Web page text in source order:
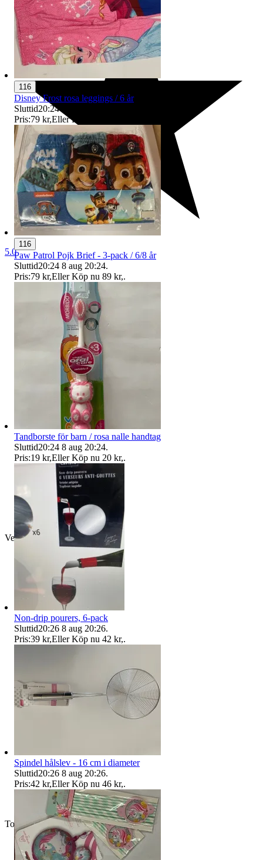
5.0
Verifierad
Toppsäljare
116
Disney Frost rosa leggings / 6 år
Sluttid20:24
Pris:79 kr,Eller Köp nu
116
Paw Patrol Pojk Brief - 3-pack / 6/8 år
Sluttid20:24 8 aug 20:24.
Pris:79 kr,Eller Köp nu 89 kr,.
Tandborste för barn / rosa nalle handtag
Sluttid20:24 8 aug 20:24.
Pris:19 kr,Eller Köp nu 20 kr,.
Non-drip pourers, 6-pack
Sluttid20:26 8 aug 20:26.
Pris:39 kr,Eller Köp nu 42 kr,.
Spindel hålslev - 16 cm i diameter
Sluttid20:26 8 aug 20:26.
Pris:42 kr,Eller Köp nu 46 kr,.